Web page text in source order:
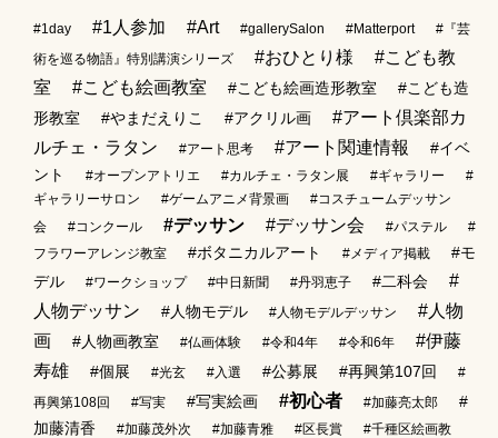
#1day #1人参加 #Art #gallerySalon #Matterport
#『芸
術を巡る物語』特別講演シリーズ
#おひとり様
#こども教
室
#こども絵画教室 #こども絵画造形教室
#こども造
形教室
#やまだえりこ #アクリル画
#アート倶楽部カ
ルチェ・ラタン
#アート思考 #アート関連情報
#イベ
ント
#オープンアトリエ #カルチェ・ラタン展 #ギャラリー
#
ギャラリーサロン
#ゲームアニメ背景画
#コスチュームデッサン
会
#コンクール #デッサン #デッサン会 #パステル
#
フラワーアレンジ教室
#ボタニカルアート #メディア掲載
#モ
デル
#ワークショップ #中日新聞 #丹羽恵子 #二科会
#
人物デッサン
#人物モデル #人物モデルデッサン
#人物
画
#人物画教室 #仏画体験 #令和4年 #令和6年
#伊藤
寿雄
#個展 #光玄 #入選 #公募展 #再興第107回
#
再興第108回
#写実 #写実絵画 #初心者 #加藤亮太郎
#
加藤清香
#加藤茂外次 #加藤青雅 #区長賞
#千種区絵画教